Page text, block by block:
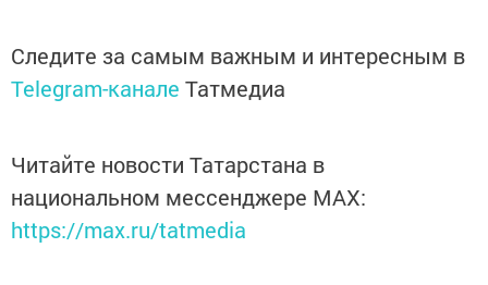
Следите за самым важным и интересным в
Telegram-канале Татмедиа
Читайте новости Татарстана в
национальном мессенджере MАХ:
https://max.ru/tatmedia